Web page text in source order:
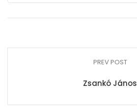
PREV POST
Zsankó János